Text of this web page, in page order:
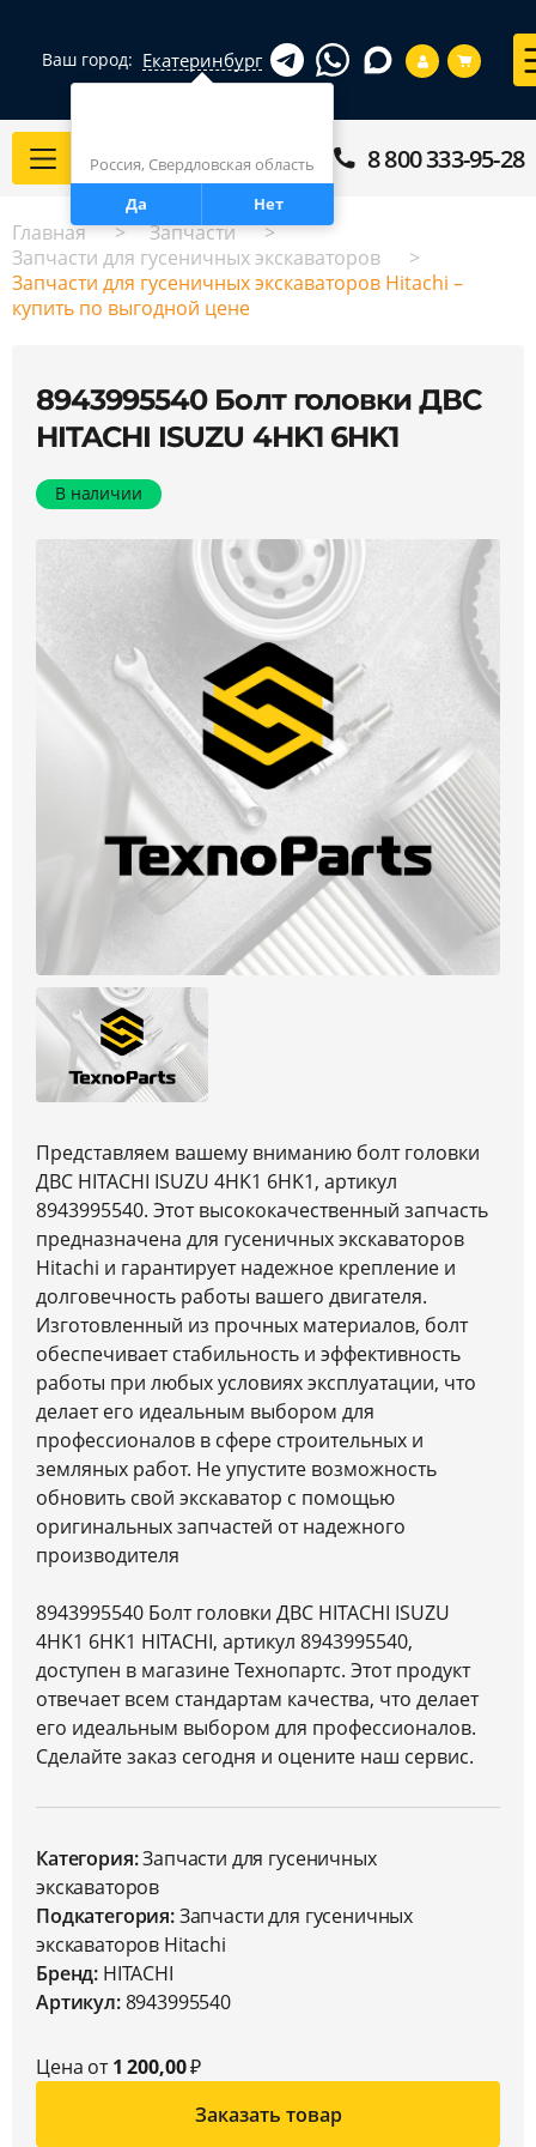
Ваш город: Екатеринбург
Россия, Свердловская область
Да
Нет
Каталог 8 800 333-95-28
Главная
Запчасти
Запчасти для гусеничных экскаваторов
Запчасти для гусеничных экскаваторов Hitachi –
купить по выгодной цене
8943995540 Болт головки ДВС
HITACHI ISUZU 4HK1 6HK1
В наличии
Представляем вашему вниманию болт головки
ДВС HITACHI ISUZU 4HK1 6HK1, артикул
8943995540. Этот высококачественный запчасть
предназначена для гусеничных экскаваторов
Hitachi и гарантирует надежное крепление и
долговечность работы вашего двигателя.
Изготовленный из прочных материалов, болт
обеспечивает стабильность и эффективность
работы при любых условиях эксплуатации, что
делает его идеальным выбором для
профессионалов в сфере строительных и
земляных работ. Не упустите возможность
обновить свой экскаватор с помощью
оригинальных запчастей от надежного
производителя
8943995540 Болт головки ДВС HITACHI ISUZU
4HK1 6HK1 HITACHI, артикул 8943995540,
доступен в магазине Технопартс. Этот продукт
отвечает всем стандартам качества, что делает
его идеальным выбором для профессионалов.
Сделайте заказ сегодня и оцените наш сервис.
Категория:Запчасти для гусеничных
экскаваторов
Подкатегория:Запчасти для гусеничных
экскаваторов Hitachi
Бренд: HITACHI
Артикул:8943995540
Цена от1 200,00₽
Заказать товар